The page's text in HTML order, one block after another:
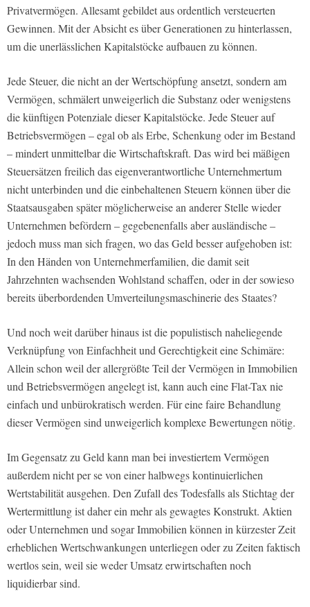
Privatvermögen. Allesamt gebildet aus ordentlich versteuerten
Gewinnen. Mit der Absicht es über Generationen zu hinterlassen,
um die unerlässlichen Kapitalstöcke aufbauen zu können.
Jede Steuer, die nicht an der Wertschöpfung ansetzt, sondern am
Vermögen, schmälert unweigerlich die Substanz oder wenigstens
die künftigen Potenziale dieser Kapitalstöcke. Jede Steuer auf
Betriebsvermögen – egal ob als Erbe, Schenkung oder im Bestand
– mindert unmittelbar die Wirtschaftskraft. Das wird bei mäßigen
Steuersätzen freilich das eigenverantwortliche Unternehmertum
nicht unterbinden und die einbehaltenen Steuern können über die
Staatsausgaben später möglicherweise an anderer Stelle wieder
Unternehmen befördern – gegebenenfalls aber ausländische –
jedoch muss man sich fragen, wo das Geld besser aufgehoben ist:
In den Händen von Unternehmerfamilien, die damit seit
Jahrzehnten wachsenden Wohlstand schaffen, oder in der sowieso
bereits überbordenden Umverteilungsmaschinerie des Staates?
Und noch weit darüber hinaus ist die populistisch naheliegende
Verknüpfung von Einfachheit und Gerechtigkeit eine Schimäre:
Allein schon weil der allergrößte Teil der Vermögen in Immobilien
und Betriebsvermögen angelegt ist, kann auch eine Flat-Tax nie
einfach und unbürokratisch werden. Für eine faire Behandlung
dieser Vermögen sind unweigerlich komplexe Bewertungen nötig.
Im Gegensatz zu Geld kann man bei investiertem Vermögen
außerdem nicht per se von einer halbwegs kontinuierlichen
Wertstabilität ausgehen. Den Zufall des Todesfalls als Stichtag der
Wertermittlung ist daher ein mehr als gewagtes Konstrukt. Aktien
oder Unternehmen und sogar Immobilien können in kürzester Zeit
erheblichen Wertschwankungen unterliegen oder zu Zeiten faktisch
wertlos sein, weil sie weder Umsatz erwirtschaften noch
liquidierbar sind.